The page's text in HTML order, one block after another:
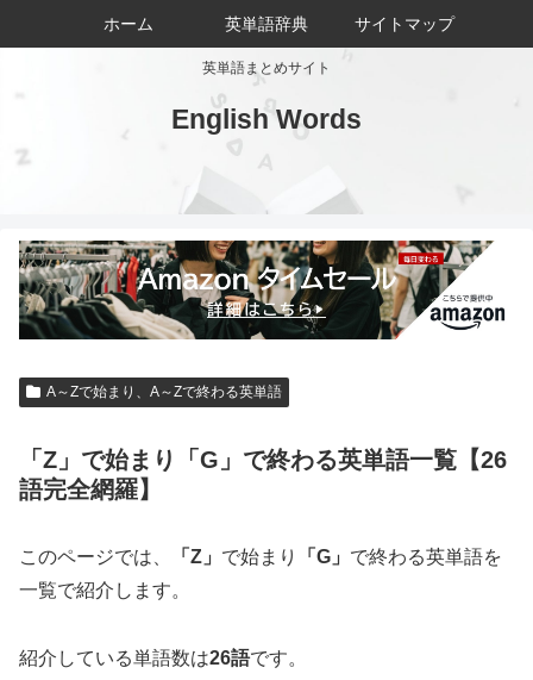
英単語まとめサイト
English Words
ホーム 英単語辞典 サイトマップ
A～Zで始まり、A～Zで終わる英単語
「Z」で始まり「G」で終わる英単語一覧【26
語完全網羅】
このページでは、 「Z」 で始まり 「G」 で終わる英単語を
一覧で紹介します。
紹介している単語数は26語です。